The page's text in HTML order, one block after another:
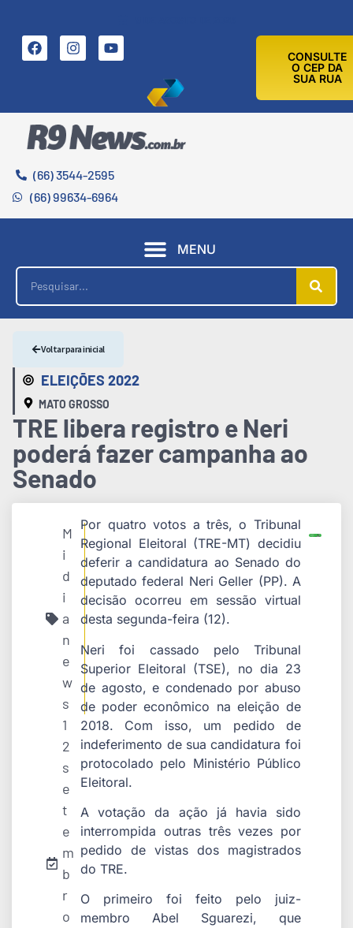
CONSULTE
O CEP DA
SUA RUA
(66) 3544-2595
(66) 99634-6964
MENU
ELEIÇÕES 2022
MATO GROSSO
Voltar para inicial
TRE libera registro e Neri
poderá fazer campanha ao
Senado
M
i
d
i
a
n
e
w
s
1
2
s
e
t
e
m
b
r
o
Por quatro votos a três, o Tribunal
Regional Eleitoral (TRE-MT) decidiu
deferir a candidatura ao Senado do
deputado federal Neri Geller (PP). A
decisão ocorreu em sessão virtual
desta segunda-feira (12).
Neri foi cassado pelo Tribunal
Superior Eleitoral (TSE), no dia 23
de agosto, e condenado por abuso
de poder econômico na eleição de
2018. Com isso, um pedido de
indeferimento de sua candidatura foi
protocolado pelo Ministério Público
Eleitoral.
A votação da ação já havia sido
interrompida outras três vezes por
pedido de vistas dos magistrados
do TRE.
O primeiro foi feito pelo juiz-
membro Abel Sguarezi, que